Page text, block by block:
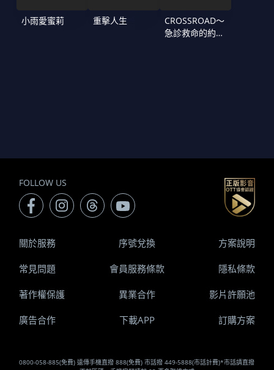
小雨愛蜜莉 重擊人生
CROSSROAD～
急診救命的約定
FOLLOW US
0800-058-885(免費) 遠傳手機直撥 888(免費) 市話撥 449-5888(市話計費)*市話請直撥
關於服務 序號兌換 方案說明
常見問題 會員服務條款 隱私條款
著作權保護 異業合作 影片許願池
廣告合作 下載APP 訂購方案